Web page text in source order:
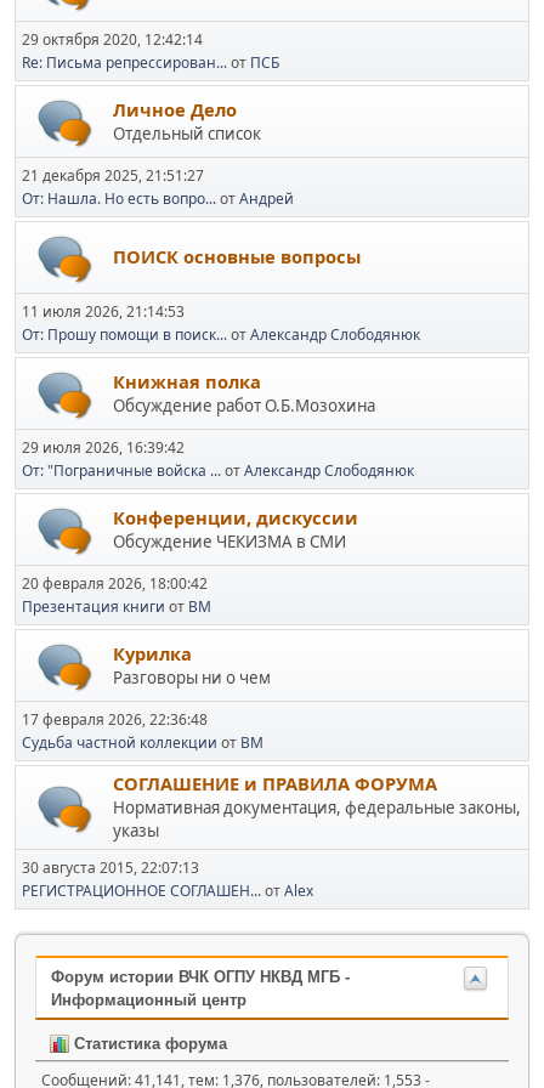
29 октября 2020, 12:42:14
Re: Письма репрессирован...от ПСБ
Личное Дело
Отдельный список
21 декабря 2025, 21:51:27
От: Нашла. Но есть вопро...отАндрей
ПОИСК основные вопросы
11 июля 2026, 21:14:53
От: Прошу помощи в поиск...отАлександр Слободянюк
Книжная полка
Обсуждение работ О.Б.Мозохина
29 июля 2026, 16:39:42
От: "Пограничные войска ...отАлександр Слободянюк
Конференции, дискуссии
Обсуждение ЧЕКИЗМА в СМИ
20 февраля 2026, 18:00:42
Презентация книги от BM
Курилка
Разговоры ни о чем
17 февраля 2026, 22:36:48
Судьба частной коллекции от BM
СОГЛАШЕНИЕ и ПРАВИЛА ФОРУМА
Нормативная документация, федеральные законы,
указы
30 августа 2015, 22:07:13
РЕГИСТРАЦИОННОЕ СОГЛАШЕН...отAlex
Форум истории ВЧК ОГПУ НКВД МГБ -
Информационный центр
Статистика форума
Сообщений: 41,141, тем: 1,376, пользователей: 1,553 -